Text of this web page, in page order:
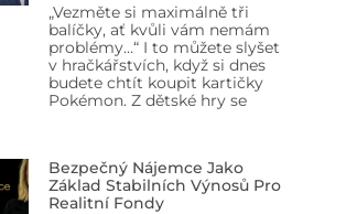
„Vezměte si maximálně tři
balíčky, ať kvůli vám nemám
problémy…“ I to můžete slyšet
v hračkářstvích, když si dnes
budete chtít koupit kartičky
Pokémon. Z dětské hry se
Bezpečný Nájemce Jako
Základ Stabilních Výnosů Pro
Realitní Fondy